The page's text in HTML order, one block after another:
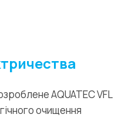
AQUATEC VFL
очищення